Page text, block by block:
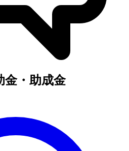
金・助成金